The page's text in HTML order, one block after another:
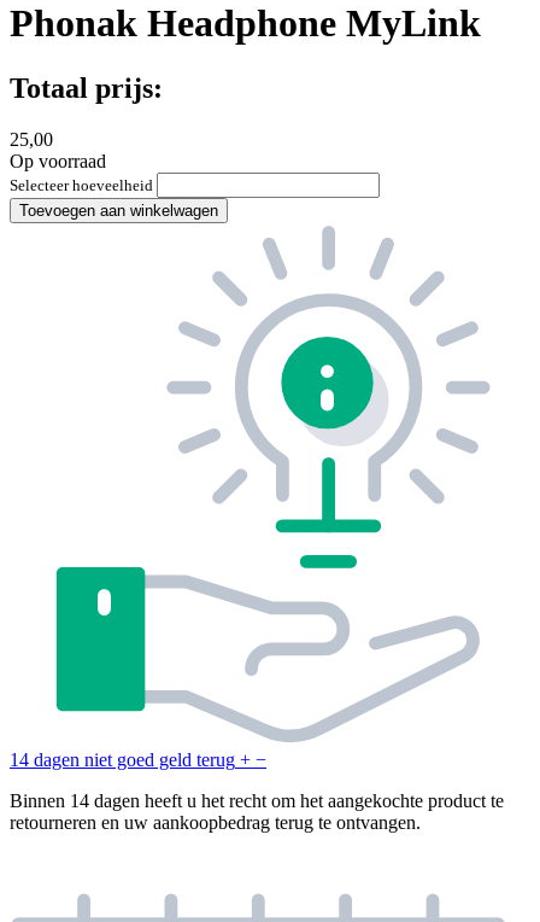
Phonak Headphone MyLink
Totaal prijs:
25,00
Op voorraad
Selecteer hoeveelheid
Toevoegen aan winkelwagen
14 dagen niet goed geld terug + −
Binnen 14 dagen heeft u het recht om het aangekochte product te
retourneren en uw aankoopbedrag terug te ontvangen.